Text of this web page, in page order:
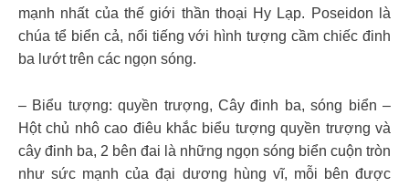
mạnh nhất của thế giới thần thoại Hy Lạp. Poseidon là
chúa tể biển cả, nổi tiếng với hình tượng cầm chiếc đinh
ba lướt trên các ngọn sóng.
– Biểu tượng: quyền trượng, Cây đinh ba, sóng biển –
Hột chủ nhô cao điêu khắc biểu tượng quyền trượng và
cây đinh ba, 2 bên đai là những ngọn sóng biển cuộn tròn
như sức mạnh của đại dương hùng vĩ, mỗi bên được